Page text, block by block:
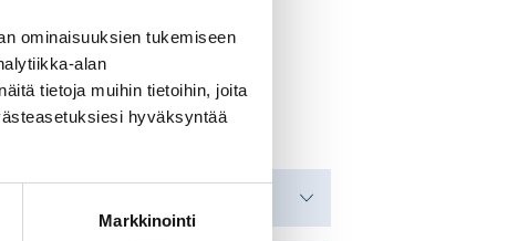
ominaisuuksien tukemiseen
alan
tietoja muihin tietoihin, joita
hyväksyntää
Markkinointi